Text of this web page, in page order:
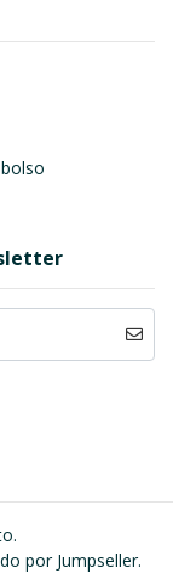
por Jumpseller.